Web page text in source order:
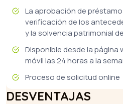
La aprobación de
verificación de los
y la solvencia patrimonial
Disponible desde la página
móvil las 24 horas a la
Proceso de solicitud online
DESVENTAJAS